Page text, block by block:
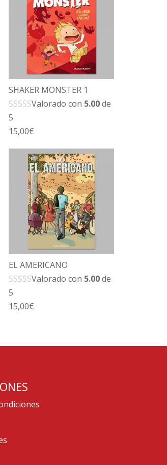
SHAKER MONSTER 1
Valorado con 5.00de
5
15,00€
EL AMERICANO
Valorado con 5.00de
5
15,00€